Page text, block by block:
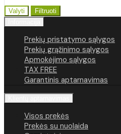
Valyti
Filtruoti
Prekių pristatymo sąlygos
Prekių grąžinimo sąlygos
Apmokėjimo sąlygos
TAX FREE
Garantinis aptarnavimas
Visos prekės
Prekės su nuolaida